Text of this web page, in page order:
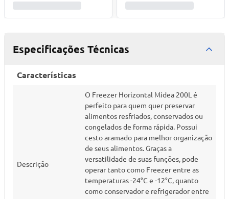
Especificações Técnicas
Características
Descrição
O Freezer Horizontal Midea 200L é
perfeito para quem quer preservar
alimentos resfriados, conservados ou
congelados de forma rápida. Possui
cesto aramado para melhor organização
de seus alimentos. Graças a
versatilidade de suas funções, pode
operar tanto como Freezer entre as
temperaturas -24°C e -12°C, quanto
como conservador e refrigerador entre